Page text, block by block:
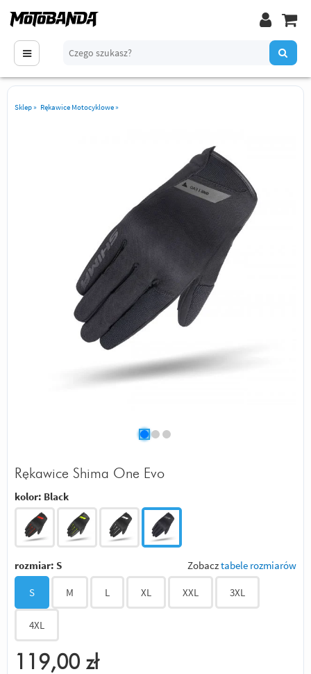
Sklep» Rękawice Motocyklowe»
Rękawice Shima One Evo
kolor: Black
rozmiar: S Zobacztabele rozmiarów
S M L XL XXL 3XL
4XL
119,00 zł